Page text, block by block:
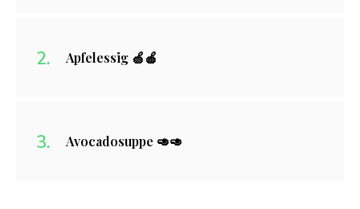
Apfelessig 🍏🍎
Avocadosuppe 🥑🥑